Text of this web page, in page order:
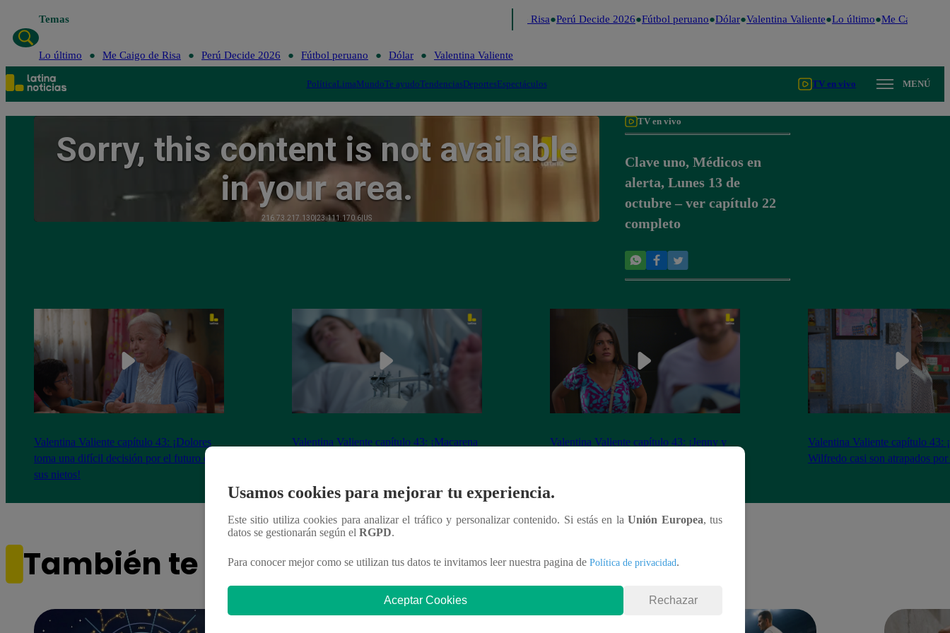
Temas Me Caigo de Risa Perú Decide 2026 Fútbol peruano Dólar Valentina Valiente Lo último Me Caigo de
Lo último Me Caigo de Risa Perú Decide 2026 Fútbol peruano Dólar Valentina Valiente
PolíticaLimaMundoTe ayudoTendenciasDeportesEspectáculos TV en vivo MENÚ
TV en vivo
Clave uno, Médicos en
alerta, Lunes 13 de
octubre – ver capítulo 22
completo
Valentina Valiente capítulo 43: ¡Dolores
toma una difícil decisión por el futuro de
sus nietos!
Valentina Valiente capítulo 43: ¡Macarena
Valentina Valiente capítulo 43: ¡Jenny y
Valentina Valiente capítulo 43:
Wilfredo casi son atrapados
También te puede interesar
Usamos cookies para mejorar tu experiencia.
Este sitio utiliza cookies para analizar el tráfico y personalizar contenido. Si estás en laUnión Europea, tus
datos se gestionarán según el RGPD.
Para conocer mejor como se utilizan tus datos te invitamos leer nuestra pagina de Política de privacidad.
Aceptar Cookies Rechazar